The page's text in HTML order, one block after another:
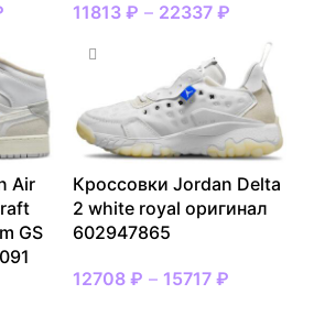
11813 ₽ – 22337 ₽
Air
GS
Кроссовки Jordan Delta
2 white royal оригинал
602947865
12708 ₽ – 15717 ₽